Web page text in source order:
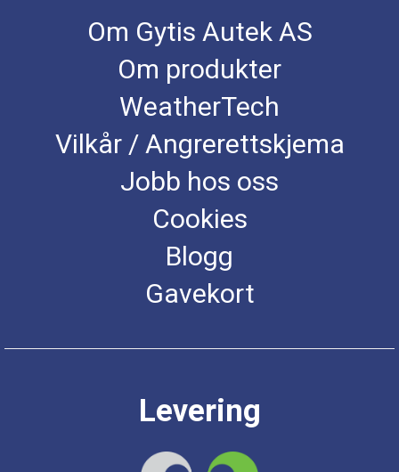
Om Gytis Autek AS
Om produkter
WeatherTech
Vilkår / Angrerettskjema
Jobb hos oss
Cookies
Blogg
Gavekort
Levering